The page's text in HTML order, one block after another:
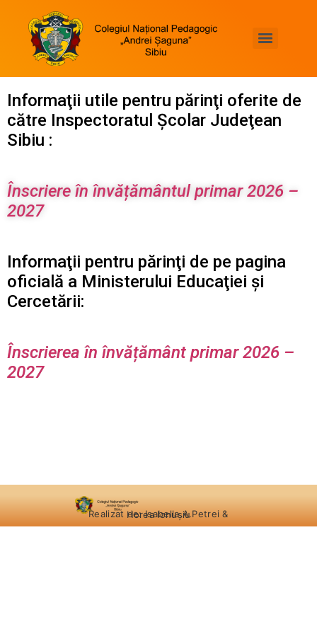
Informaţii utile pentru părinţi oferite de
către Inspectoratul Şcolar Judeţean
Sibiu :
Înscriere în învățământul primar 2026 –
2027
Informaţii pentru părinţi de pe pagina
oficială a Ministerului Educaţiei și
Cercetării:
Înscrierea în învățământ primar 2026 –
2027
Realizat de: Isabella A.Petrei & Horea Ionușiu